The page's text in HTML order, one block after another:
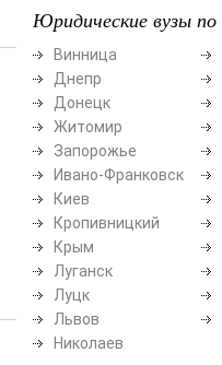
Юридические вузы по
Винница
Днепр
Донецк
Житомир
Запорожье
Ивано-Франковск
Киев
Кропивницкий
Крым
Луганск
Луцк
Львов
Николаев